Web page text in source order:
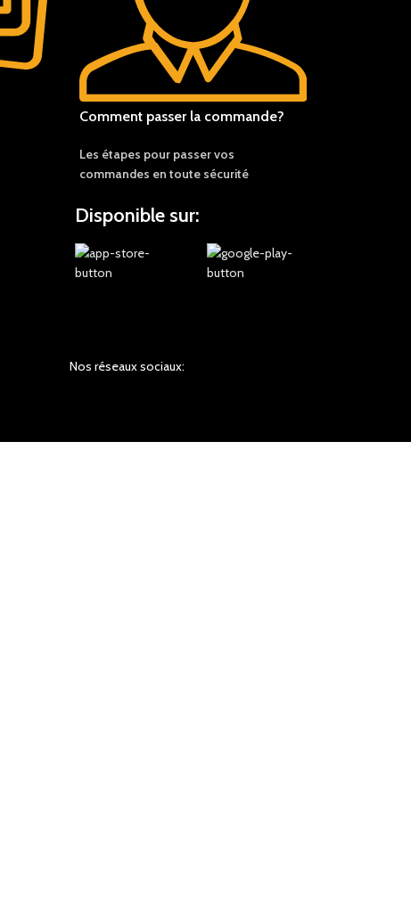
Comment passer la commande?
Les étapes pour passer vos
commandes en toute sécurité
Disponible sur:
Nos réseaux sociaux: